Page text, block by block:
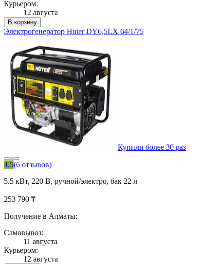
Курьером:
12 августа
В корзину
Электрогенератор Huter DY6,5LX 64/1/75
Купили более 30 раз
4.5(6 отзывов)
5.5 кВт, 220 В, ручной/электро, бак 22 л
253 790 ₸
Получение в Алматы:
Самовывоз:
11 августа
Курьером:
12 августа